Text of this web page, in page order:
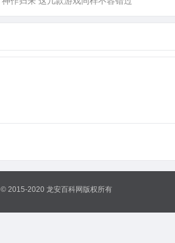
© 2015-2020 龙安百科网版权所有